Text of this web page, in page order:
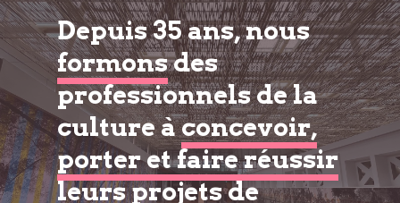
Depuis 35 ans, nous
formonsdes
professionnels de la
culture àconcevoir,
porter et faire réussir
leurs projets de